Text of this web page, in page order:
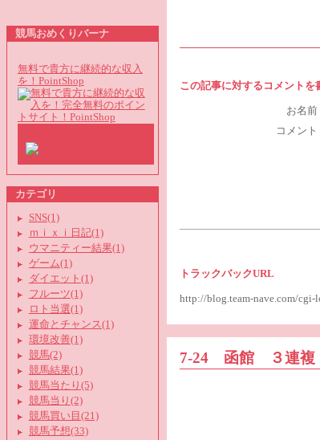
競馬おめくりバーナ
無料で貴方に継続的な収入
を！PointShop
カテゴリ
SNS(1)
ｍｉｘｉ日記(1)
ウマニティー結果(1)
ゲーム(1)
ダイエット(1)
フルーツ(1)
ロト当選(1)
運命とチャンス(1)
環境改善(1)
競馬(2)
競馬結果(1)
競馬当たり(5)
競馬当り(2)
競馬買い目(21)
競馬予想(33)
この記事に対するコメントを
お名
コメン
トラックバックURL
http://blog.team-nave.com/
7-24 函館 ３連複